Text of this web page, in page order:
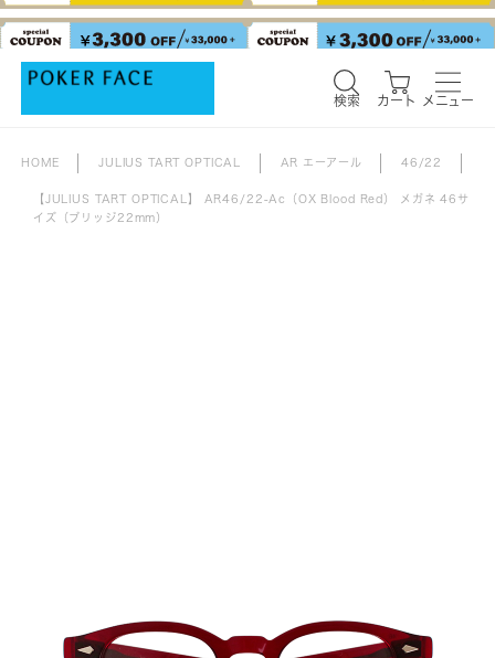
検索 カート メニュー
検索 カート メニュー
HOME JULIUS TART OPTICAL AR エーアール 46/22
【JULIUS TART OPTICAL】 AR46/22-Ac（OX Blood Red） メガネ 46サ
イズ（ブリッジ22mm）